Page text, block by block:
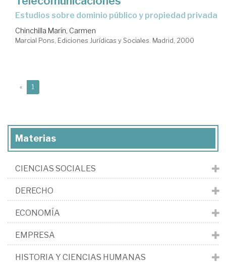
estudios sobre dominio público y propiedad privada
Chinchilla Marín, Carmen
Marcial Pons, Ediciones Jurídicas y Sociales. Madrid, 2000
« 1
Materias
CIENCIAS SOCIALES
DERECHO
ECONOMÍA
EMPRESA
HISTORIA Y CIENCIAS HUMANAS